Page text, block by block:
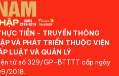
TIỄN - TRUYỀN THÔNG
VÀ PHÁT TRIỂN THUỘC VIỆN
LUẬT VÀ QUẢN LÝ
tử số 329/GP-BTTTT cấp ngày
2018.